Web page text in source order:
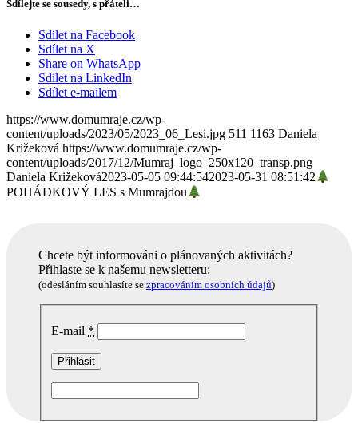
Sdílejte se sousedy, s přáteli…
Sdílet na Facebook
Sdílet na X
Share on WhatsApp
Sdílet na LinkedIn
Sdílet e-mailem
https://www.domumraje.cz/wp-
content/uploads/2023/05/2023_06_Lesi.jpg 511 1163 Daniela
Križeková https://www.domumraje.cz/wp-
content/uploads/2017/12/Mumraj_logo_250x120_transp.png
Daniela Križeková2023-05-05 09:44:542023-05-31 08:51:42
POHÁDKOVÝ LES s Mumrajdou
Chcete být informováni o plánovaných aktivitách?
Přihlaste se k našemu newsletteru:
(odesláním souhlasíte se zpracováním osobních údajů)
E-mail *